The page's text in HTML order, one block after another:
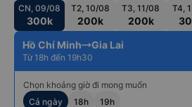
CN, 09/08
300k
T2, 10/08
200k
T3, 11/08
200k
T4,
Hồ Chí Minh
Gia Lai
Từ 18h đến 19h30
Chọn khoảng giờ đi mong muốn
Cả ngày
18h 19h